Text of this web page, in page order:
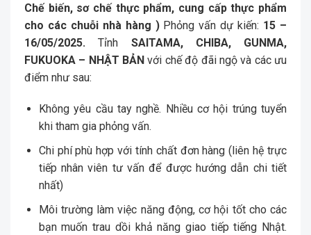
Chế biến, sơ chế thực phẩm, cung cấp thực phẩm
cho các chuỗi nhà hàng ) Phỏng vấn dự kiến: 15 –
16/05/2025.Tỉnh SAITAMA, CHIBA, GUNMA,
FUKUOKA – NHẬT BẢN với chế độ đãi ngộ và các ưu
điểm như sau:
Không yêu cầu tay nghề. Nhiều cơ hội trúng tuyển
khi tham gia phỏng vấn.
Chi phí phù hợp với tính chất đơn hàng (liên hệ trực
tiếp nhân viên tư vấn để được hướng dẫn chi tiết
nhất)
Môi trường làm việc năng động, cơ hội tốt cho các
bạn muốn trau dồi khả năng giao tiếp tiếng Nhật.